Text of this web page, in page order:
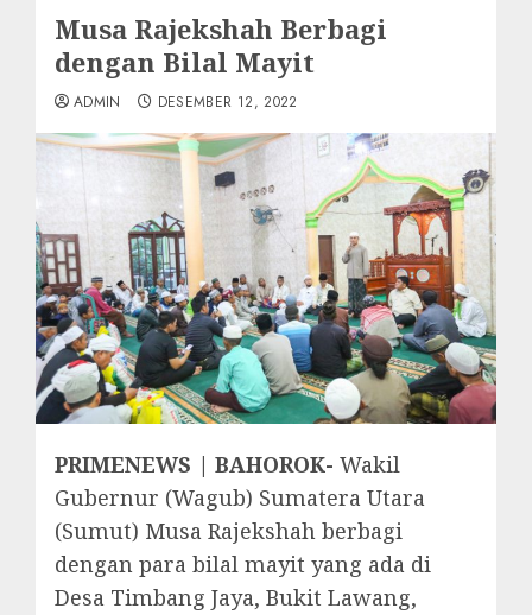
Musa Rajekshah Berbagi
dengan Bilal Mayit
ADMIN DESEMBER 12, 2022
PRIMENEWS | BAHOROK- Wakil
Gubernur (Wagub) Sumatera Utara
(Sumut) Musa Rajekshah berbagi
dengan para bilal mayit yang ada di
Desa Timbang Jaya, Bukit Lawang,